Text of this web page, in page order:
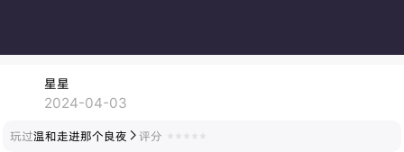
星星
2024-04-03
玩过温和走进那个良夜 评分